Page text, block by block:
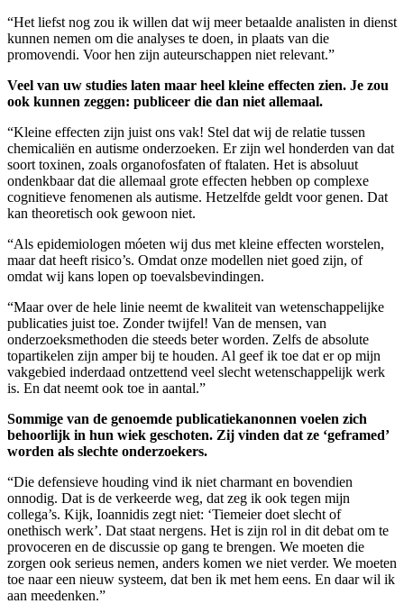
“Het liefst nog zou ik willen dat wij meer betaalde analisten in dienst
kunnen nemen om die analyses te doen, in plaats van die
promovendi. Voor hen zijn auteurschappen niet relevant.”
Veel van uw studies laten maar heel kleine effecten zien. Je zou
ook kunnen zeggen: publiceer die dan niet allemaal.
“Kleine effecten zijn juist ons vak! Stel dat wij de relatie tussen
chemicaliën en autisme onderzoeken. Er zijn wel honderden van dat
soort toxinen, zoals organofosfaten of ftalaten. Het is absoluut
ondenkbaar dat die allemaal grote effecten hebben op complexe
cognitieve fenomenen als autisme. Hetzelfde geldt voor genen. Dat
kan theoretisch ook gewoon niet.
“Als epidemiologen móeten wij dus met kleine effecten worstelen,
maar dat heeft risico’s. Omdat onze modellen niet goed zijn, of
omdat wij kans lopen op toevalsbevindingen.
“Maar over de hele linie neemt de kwaliteit van wetenschappelijke
publicaties juist toe. Zonder twijfel! Van de mensen, van
onderzoeksmethoden die steeds beter worden. Zelfs de absolute
topartikelen zijn amper bij te houden. Al geef ik toe dat er op mijn
vakgebied inderdaad ontzettend veel slecht wetenschappelijk werk
is. En dat neemt ook toe in aantal.”
Sommige van de genoemde publicatiekanonnen voelen zich
behoorlijk in hun wiek geschoten. Zij vinden dat ze ‘geframed’
worden als slechte onderzoekers.
“Die defensieve houding vind ik niet charmant en bovendien
onnodig. Dat is de verkeerde weg, dat zeg ik ook tegen mijn
collega’s. Kijk, Ioannidis zegt niet: ‘Tiemeier doet slecht of
onethisch werk’. Dat staat nergens. Het is zijn rol in dit debat om te
provoceren en de discussie op gang te brengen. We moeten die
zorgen ook serieus nemen, anders komen we niet verder. We moeten
toe naar een nieuw systeem, dat ben ik met hem eens. En daar wil ik
aan meedenken.”